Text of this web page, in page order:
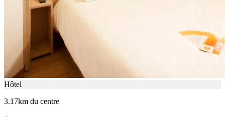
Hôtel
3.17km du centre